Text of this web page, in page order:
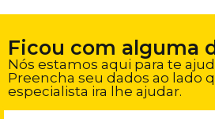
Ficou com alguma
Nós estamos aqui para te
Preencha seu dados ao lado
especialista ira lhe ajudar.